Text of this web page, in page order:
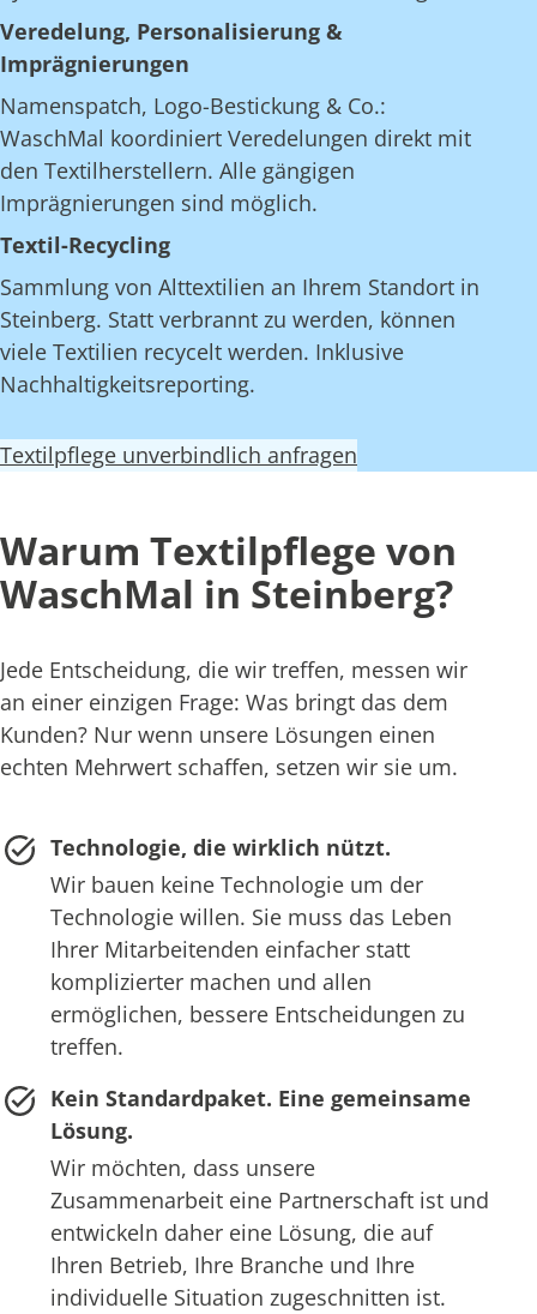
Veredelung, Personalisierung &
Imprägnierungen
Namenspatch, Logo-Bestickung & Co.:
WaschMal koordiniert Veredelungen direkt mit
den Textilherstellern. Alle gängigen
Imprägnierungen sind möglich.
Textil-Recycling
Sammlung von Alttextilien an Ihrem Standort in
Steinberg. Statt verbrannt zu werden, können
viele Textilien recycelt werden. Inklusive
Nachhaltigkeitsreporting.
Textilpflege unverbindlich anfragen
Warum Textilpflege von
WaschMal in Steinberg?
Jede Entscheidung, die wir treffen, messen wir
an einer einzigen Frage: Was bringt das dem
Kunden? Nur wenn unsere Lösungen einen
echten Mehrwert schaffen, setzen wir sie um.
Technologie, die wirklich nützt.
Wir bauen keine Technologie um der
Technologie willen. Sie muss das Leben
Ihrer Mitarbeitenden einfacher statt
komplizierter machen und allen
ermöglichen, bessere Entscheidungen zu
treffen.
Kein Standardpaket. Eine gemeinsame
Lösung.
Wir möchten, dass unsere
Zusammenarbeit eine Partnerschaft ist und
entwickeln daher eine Lösung, die auf
Ihren Betrieb, Ihre Branche und Ihre
individuelle Situation zugeschnitten ist.